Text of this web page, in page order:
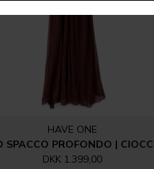
HAVE ONE
DKK 1.399,00